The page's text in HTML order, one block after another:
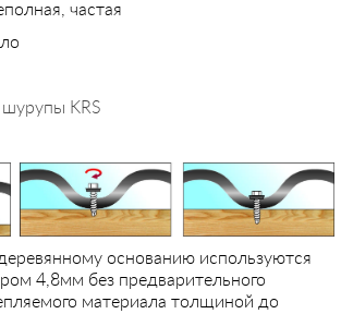
частая
KRS
основанию используются
4,8мм без предварительного
материала толщиной до